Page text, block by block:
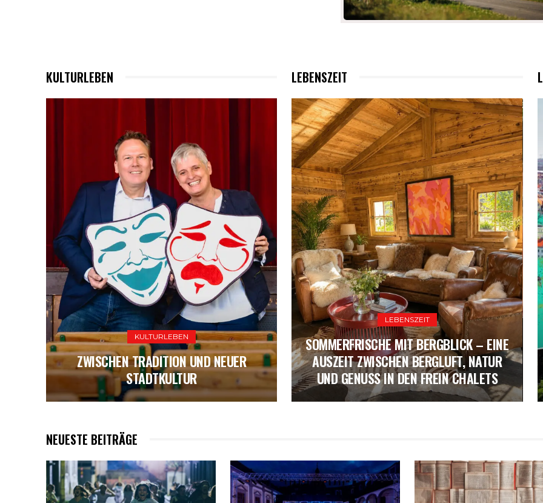
KULTURLEBEN
KULTURLEBEN
ZWISCHEN TRADITION UND NEUER
STADTKULTUR
KULTURLEBEN
„WIR VERLIEREN SCHÖNHEIT“: DIE
BEDEUTENDE ÖSTERREICHISCHE
SCHRIFTSTELLERIN MONIKA HELFER IST
GESTORBEN
LEBENSZEIT
LEBENSZEIT
SOMMERFRISCHE MIT BERGBLICK – EINE
AUSZEIT ZWISCHEN BERGLUFT, NATUR
UND GENUSS IN DEN FREIN CHALETS
NEUESTE BEITRÄGE